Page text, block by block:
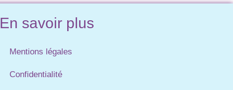
En savoir plus
Mentions légales
Confidentialité